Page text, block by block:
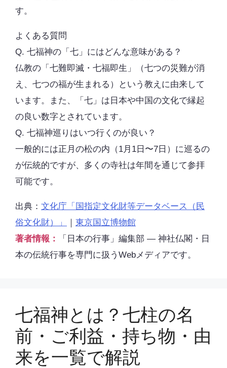
す。
よくある質問
Q. 七福神の「七」にはどんな意味がある？
仏教の「七難即滅・七福即生」（七つの災難が消
え、七つの福が生まれる）という教えに由来して
います。また、「七」は日本や中国の文化で縁起
の良い数字とされています。
Q. 七福神巡りはいつ行くのが良い？
一般的には正月の松の内（1月1日〜7日）に巡るの
が伝統的ですが、多くの寺社は年間を通じて参拝
可能です。
出典： 文化庁「国指定文化財等データベース（民
俗文化財）」
｜ 東京国立博物館
著者情報：
「日本の行事」編集部 ― 神社仏閣・日
本の伝統行事を専門に扱うWebメディアです。
七福神とは？七柱の名
前・ご利益・持ち物・由
来を一覧で解説